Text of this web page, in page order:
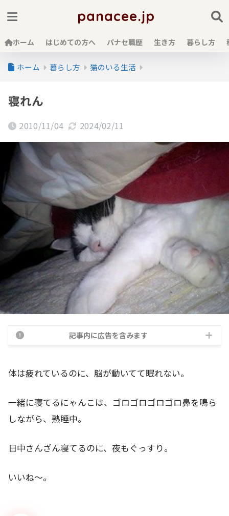
panacee.jp
ホーム はじめての方へ パナセ職歴 生き方 暮らし方
ホーム 暮らし方 猫のいる生活
寝れん
2010/11/04 2024/02/11
記事内に広告を含みます
体は疲れているのに、脳が動いてて眠れない。
一緒に寝てるにゃんこは、ゴロゴロゴロゴロ鼻を鳴ら
しながら、熟睡中。
日中さんざん寝てるのに、夜もぐっすり。
いいね～。